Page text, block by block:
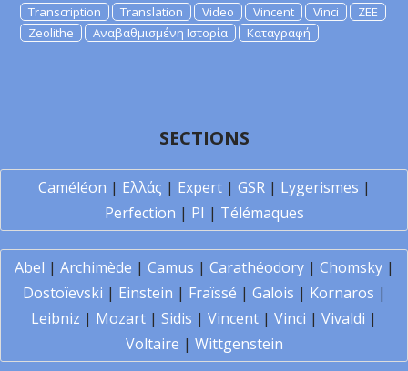
Transcription
Translation Video Vincent Vinci
ZEE
Zeolithe
Αναβαθμισμένη Ιστορία Καταγραφή
SECTIONS
Caméléon | Ελλάς | Expert| GSR| Lygerismes |
Perfection | PI | Télémaques
Abel | Archimède | Camus | Carathéodory| Chomsky|
Dostoïevski | Einstein | Fraïssé | Galois | Kornaros |
Leibniz | Mozart | Sidis | Vincent | Vinci | Vivaldi |
Voltaire | Wittgenstein